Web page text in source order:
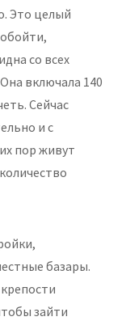
Это целый
со всех
включала 140
Сейчас
и с
пор живут
базары.
зайти